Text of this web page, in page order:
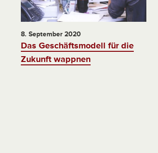
8. September 2020
Das Geschäftsmodell für die
Zukunft wappnen